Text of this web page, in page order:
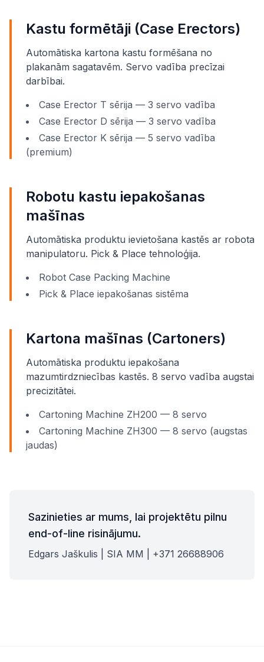
Kastu formētāji (Case Erectors)
Automātiska kartona kastu formēšana no
plakanām sagatavēm. Servo vadība precīzai
darbībai.
Case Erector T sērija — 3 servo vadība
Case Erector D sērija — 3 servo vadība
Case Erector K sērija — 5 servo vadība
(premium)
Robotu kastu iepakošanas
mašīnas
Automātiska produktu ievietošana kastēs ar robota
manipulatoru. Pick & Place tehnoloģija.
Robot Case Packing Machine
Pick & Place iepakošanas sistēma
Kartona mašīnas (Cartoners)
Automātiska produktu iepakošana
mazumtirdzniecības kastēs. 8 servo vadība augstai
precizitātei.
Cartoning Machine ZH200 — 8 servo
Cartoning Machine ZH300 — 8 servo (augstas
jaudas)
Sazinieties ar mums, lai projektētu pilnu
end-of-line risinājumu.
Edgars Jaškulis | SIA MM | +371 26688906